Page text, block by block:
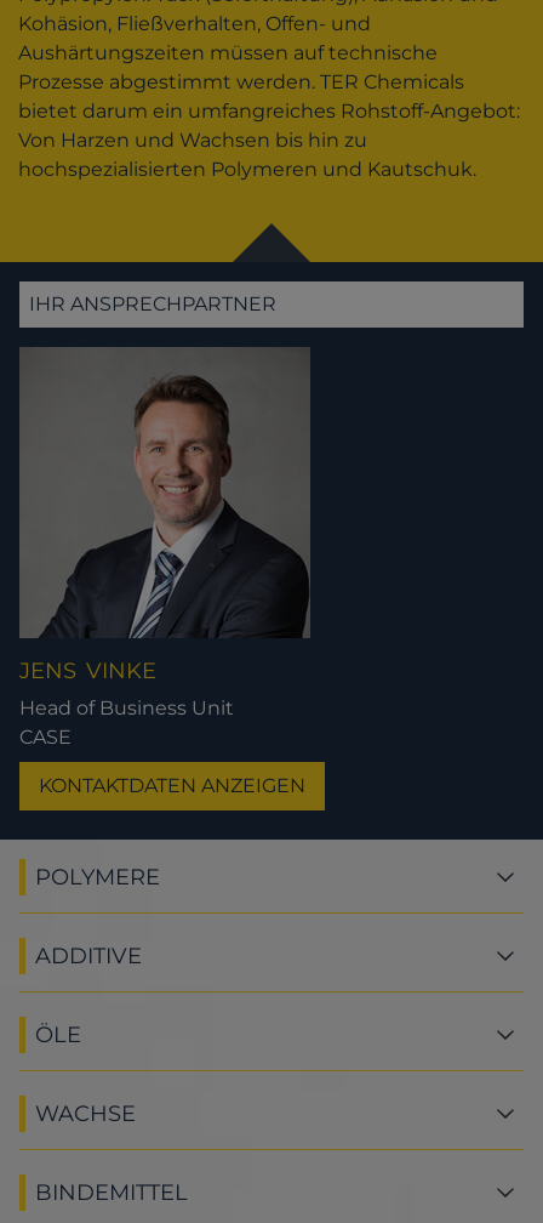
Kohäsion, Fließverhalten, Offen- und
Aushärtungszeiten müssen auf technische
Prozesse abgestimmt werden. TER Chemicals
bietet darum ein umfangreiches Rohstoff-Angebot:
Von Harzen und Wachsen bis hin zu
hochspezialisierten Polymeren und Kautschuk.
IHR ANSPRECHPARTNER
JENS VINKE
Head of Business Unit
CASE
KONTAKTDATEN ANZEIGEN
POLYMERE
ADDITIVE
ÖLE
WACHSE
BINDEMITTEL